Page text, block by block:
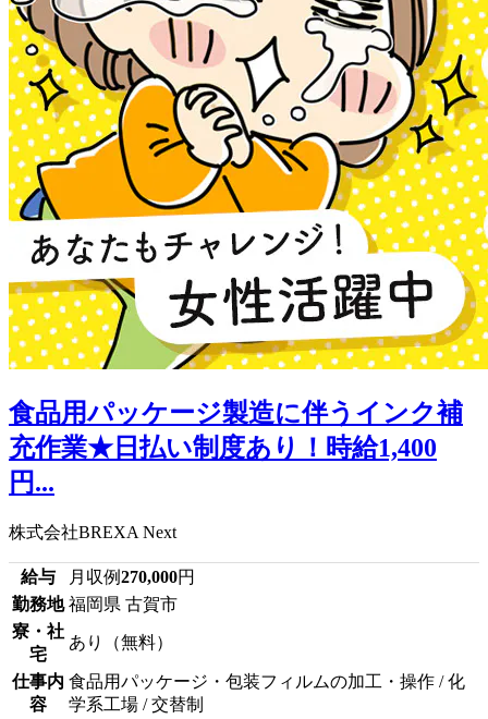
食品用パッケージ製造に伴うインク補
充作業★日払い制度あり！時給1,400
円...
株式会社BREXA Next
給与 月収例270,000円
勤務地 福岡県 古賀市
寮・社
宅
あり（無料）
仕事内
容
食品用パッケージ・包装フィルムの加工・操作 / 化
学系工場 / 交替制